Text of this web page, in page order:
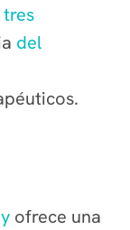
tres
del
ofrece una